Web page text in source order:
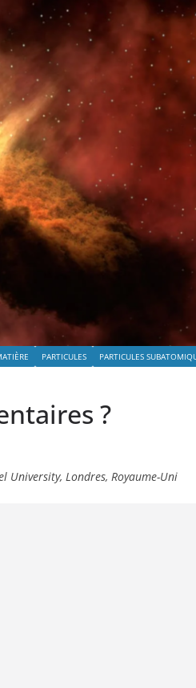
PARTICULES
PARTICULES
?
University, Londres, Royaume-Uni